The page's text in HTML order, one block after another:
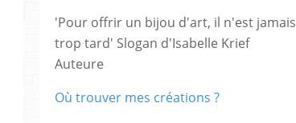
'Pour offrir un bijou d'art, il n'est jamais
trop tard' Slogan d'Isabelle Krief
Auteure
Où trouver mes créations ?